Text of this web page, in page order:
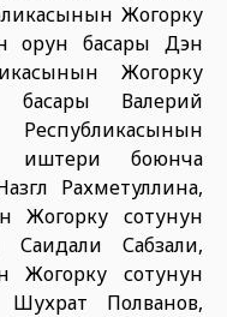
Жогорку
орун басары Дэн
Жогорку
Валерий
иштери боюнча
Рахметуллина,
Жогорку сотунун
Сабзали,
Жогорку сотунун
Полванов,